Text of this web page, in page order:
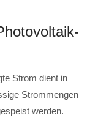
Strom dient in
Strommengen
werden.